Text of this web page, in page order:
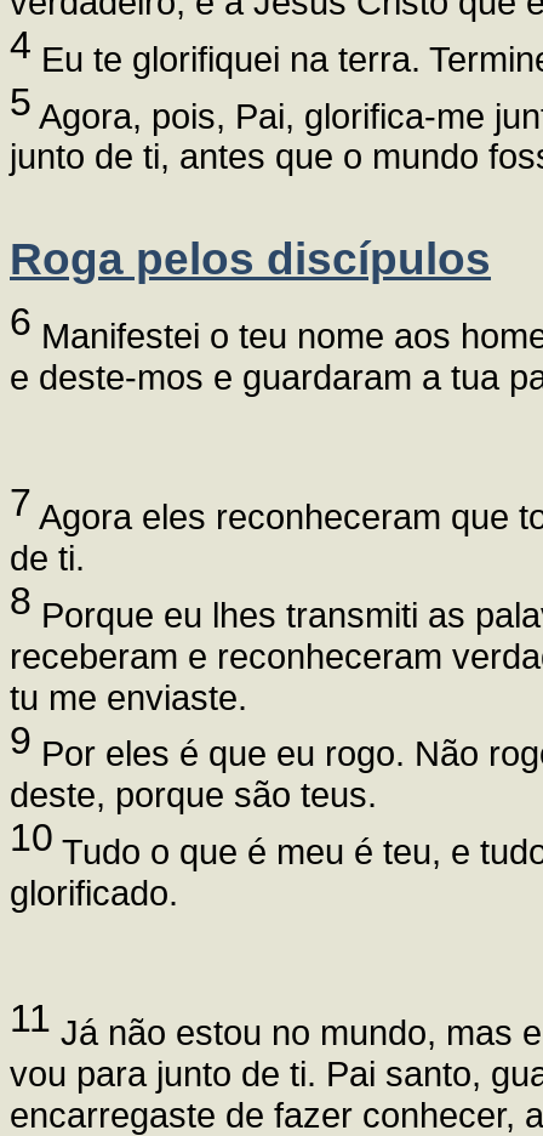
4 Eu te glorifiquei na terra.
5 Agora, pois, Pai, glorifica-me
junto de ti, antes que o mundo
Roga pelos discípulos
6 Manifestei o teu nome aos
e deste-mos e guardaram a tua
7 Agora eles reconheceram que
de ti.
8 Porque eu lhes transmiti as
receberam e reconheceram
tu me enviaste.
9 Por eles é que eu rogo. Não
deste, porque são teus.
10 Tudo o que é meu é teu, e
glorificado.
11 Já não estou no mundo, mas
vou para junto de ti. Pai santo,
encarregaste de fazer conhecer,